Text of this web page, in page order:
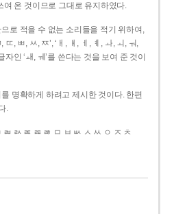
여 온 것이므로 그대로 유지하였다.
로 적을 수 없는 소리들을 적기 위하여,
, ㅃ, ㅆ, ㅉ’, ‘ㅐ, ㅒ, ㅔ, ㅖ, ㅘ, ㅚ, ㅝ,
인 ‘ㅙ, ㅞ’를 쓴다는 것을 보여 준 것이
명확하게 하려고 제시한 것이다. 한편
.
ㄽ ㄾ ㄿ ㅀ ㅁ ㅂ ㅄ ㅅ ㅆ ㅇ ㅈ ㅊ